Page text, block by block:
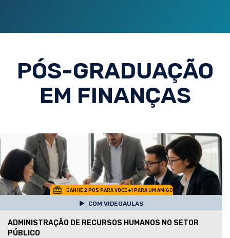
PÓS-GRADUAÇÃO
EM FINANÇAS
GANHE 2 POS PARA VOCE +1 PARA UM AMIGO
COM VIDEOAULAS
ADMINISTRAÇÃO DE RECURSOS HUMANOS NO SETOR
PÚBLICO